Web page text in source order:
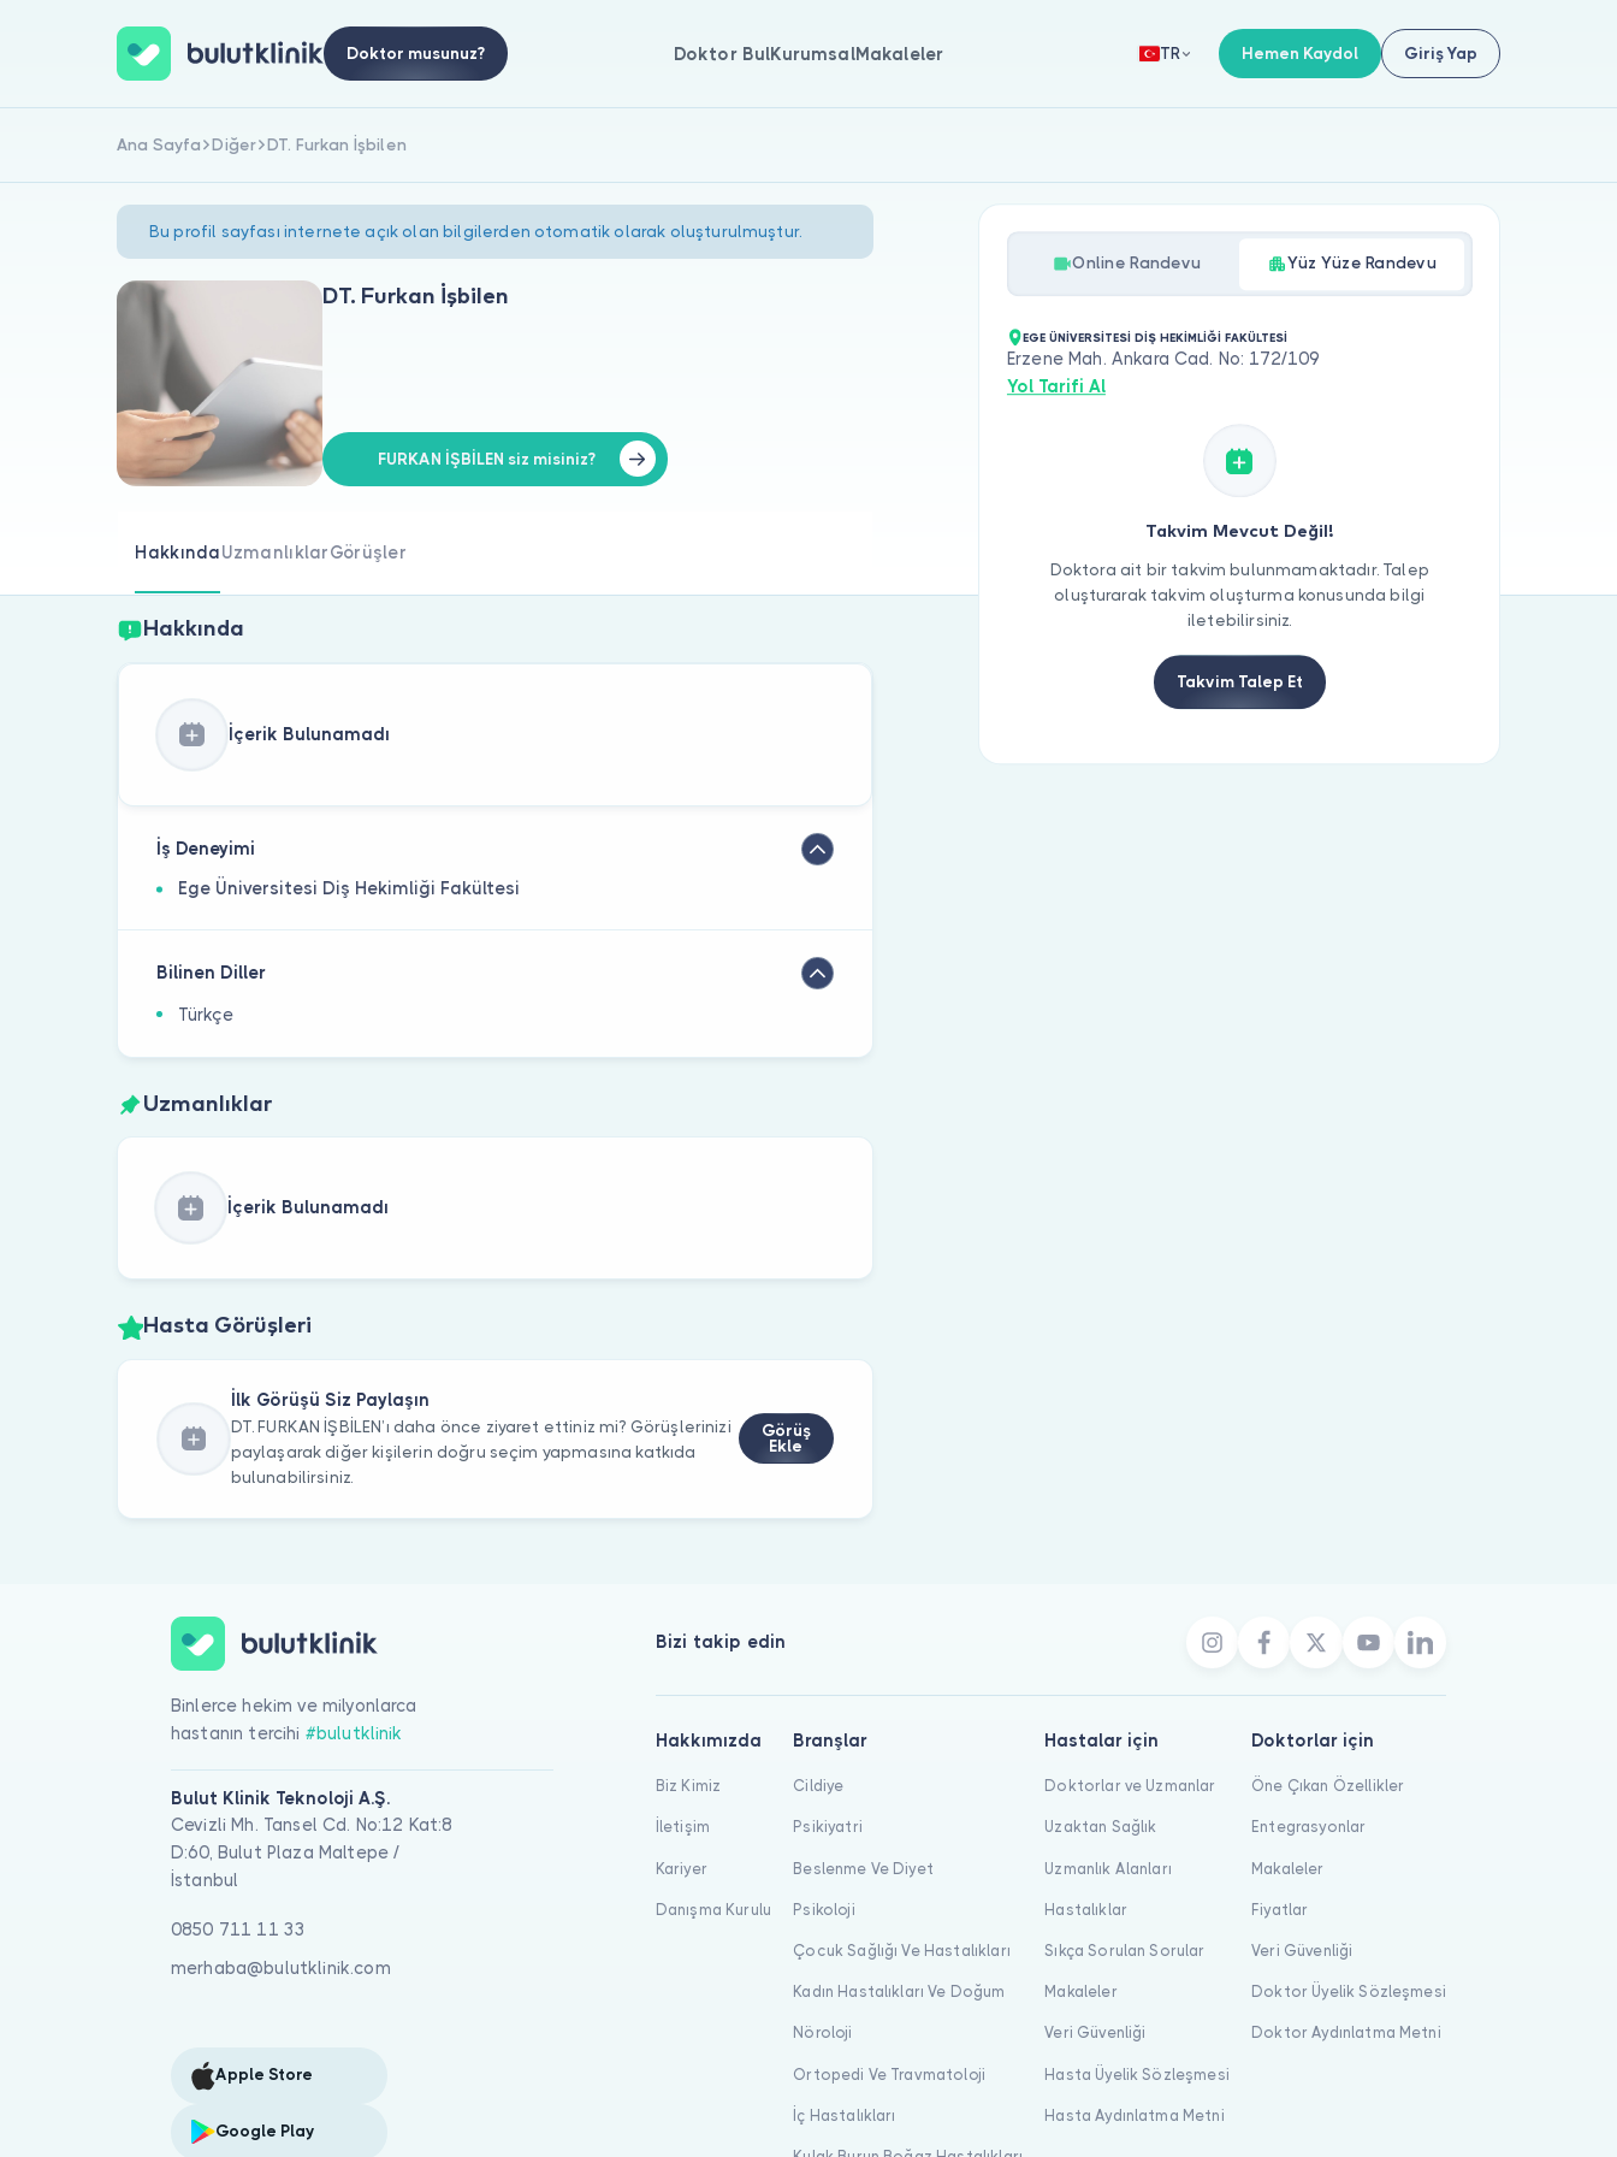
Doktor musunuz? Doktor BulKurumsalMakaleler TR Hemen Kaydol Giriş Yap
Ana Sayfa Diğer DT. Furkan İşbilen
Bu profil sayfası internete açık olan bilgilerden otomatik olarak oluşturulmuştur.
DT. Furkan İşbilen
FURKAN İŞBİLEN siz misiniz?
HakkındaUzmanlıklarGörüşler
Hakkında
İçerik Bulunamadı
İş Deneyimi
Ege Üniversitesi Diş Hekimliği Fakültesi
Bilinen Diller
Türkçe
Uzmanlıklar
İçerik Bulunamadı
Hasta Görüşleri
İlk Görüşü Siz Paylaşın
DT. FURKAN İŞBİLEN’ı daha önce ziyaret ettiniz mi? Görüşlerinizi
paylaşarak diğer kişilerin doğru seçim yapmasına katkıda
bulunabilirsiniz.
Görüş
Ekle
Online Randevu Yüz Yüze Randevu
EGE ÜNİVERSİTESİ DİŞ HEKİMLİĞİ FAKÜLTESİ
Erzene Mah. Ankara Cad. No: 172/109
Yol Tarifi Al
Takvim Mevcut Değil!
Doktora ait bir takvim bulunmamaktadır. Talep
oluşturarak takvim oluşturma konusunda bilgi
iletebilirsiniz.
Takvim Talep Et
Binlerce hekim ve milyonlarca
hastanın tercihi #bulutklinik
Bulut Klinik Teknoloji A.Ş.
Cevizli Mh. Tansel Cd. No:12 Kat:8
D:60, Bulut Plaza Maltepe /
İstanbul
0850 711 11 33
merhaba@bulutklinik.com
Apple Store
Google Play
Bizi takip edin
Hakkımızda
Biz Kimiz
İletişim
Kariyer
Danışma Kurulu
Branşlar
Cildiye
Psikiyatri
Beslenme Ve Diyet
Psikoloji
Çocuk Sağlığı Ve Hastalıkları
Kadın Hastalıkları Ve Doğum
Nöroloji
Ortopedi Ve Travmatoloji
İç Hastalıkları
Hastalar için
Doktorlar ve Uzmanlar
Uzaktan Sağlık
Uzmanlık Alanları
Hastalıklar
Sıkça Sorulan Sorular
Makaleler
Veri Güvenliği
Hasta Üyelik Sözleşmesi
Hasta Aydınlatma Metni
Doktorlar için
Öne Çıkan Özellikler
Entegrasyonlar
Makaleler
Fiyatlar
Veri Güvenliği
Doktor Üyelik Sözleşmesi
Doktor Aydınlatma Metni